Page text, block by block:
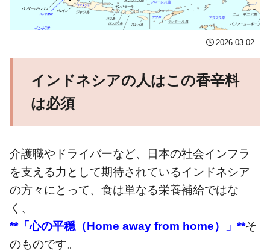
2026.03.02
インドネシアの人はこの香辛料
は必須
介護職やドライバーなど、日本の社会インフラ
を支える力として期待されているインドネシア
の方々にとって、食は単なる栄養補給ではな
く、
**「心の平穏（Home away from home）」**そ
のものです。